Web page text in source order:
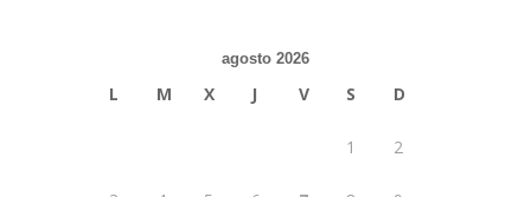
agosto 2026
L M X J V S D
1 2